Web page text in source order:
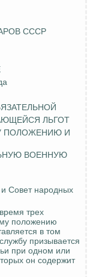
СССР
ЛЬГОТ
ПОЛОЖЕНИЮ И
ВОЕННУЮ
Совет народных
трех
положению
в том
призывается
при одном или
он содержит